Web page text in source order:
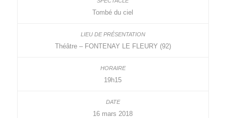
Tombé du ciel
Théâtre – FONTENAY LE FLEURY (92)
19h15
16 mars 2018